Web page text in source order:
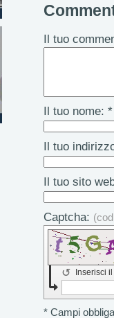
Il tuo
Il tuo nome: *
Il tuo
Il tuo sito
Captcha:
Inserisci
↺
* Campi